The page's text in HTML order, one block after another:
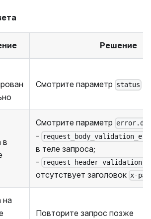
Решение
Смотрите параметр status
в
Смотрите параметр
-
в теле запроса;
-
отсутствует заголовок x-
на
Повторите запрос позже